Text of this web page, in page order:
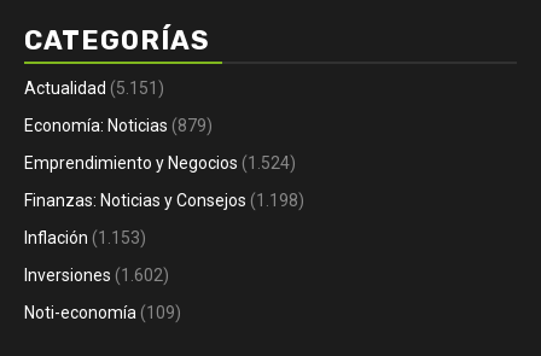
CATEGORÍAS
Actualidad (5.151)
Economía: Noticias (879)
Emprendimiento y Negocios (1.524)
Finanzas: Noticias y Consejos (1.198)
Inflación (1.153)
Inversiones (1.602)
Noti-economía (109)